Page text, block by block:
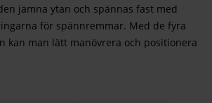
jämna ytan och spännas fast med
för spännremmar. Med de fyra
kan man lätt manövrera och positionera